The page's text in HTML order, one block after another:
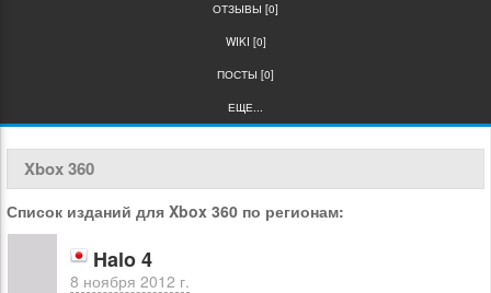
ОТЗЫВЫ [0]
WIKI [0]
ПОСТЫ [0]
ЕЩЕ...
Xbox 360
Список изданий для Xbox 360 по регионам:
Halo 4
8 ноября 2012 г.